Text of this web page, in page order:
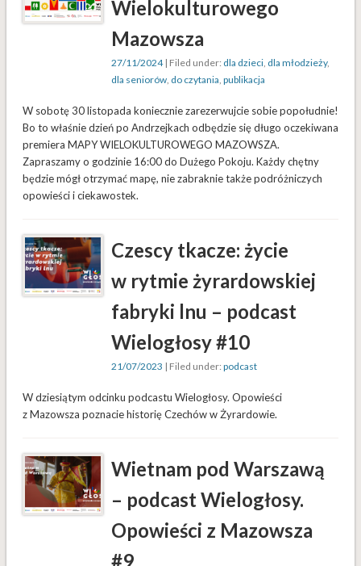
Wielokulturowego
Mazowsza
27/11/2024| Filed under: dla dzieci dla młodzieży,
dla seniorów do czytania ,publikacja
W sobotę 30 listopada koniecznie zarezerwujcie sobie popołudnie!
Bo to właśnie dzień po Andrzejkach odbędzie się długo oczekiwana
premiera MAPY WIELOKULTUROWEGO MAZOWSZA.
Zapraszamy o godzinie 16:00 do Dużego Pokoju. Każdy chętny
będzie mógł otrzymać mapę, nie zabraknie także podróżniczych
opowieści i ciekawostek.
Czescy tkacze: życie
w rytmie żyrardowskiej
fabryki lnu – podcast
Wielogłosy #10
21/07/2023 | Filed under:podcast
W dziesiątym odcinku podcastu Wielogłosy. Opowieści
z Mazowsza poznacie historię Czechów w Żyrardowie.
Wietnam pod Warszawą
– podcast Wielogłosy.
Opowieści z Mazowsza
#9